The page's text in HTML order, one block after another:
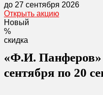
до 27 сентября 2026
Открыть акцию
Новый
%
скидка
«Ф.И. Панферов»
сентября по 20